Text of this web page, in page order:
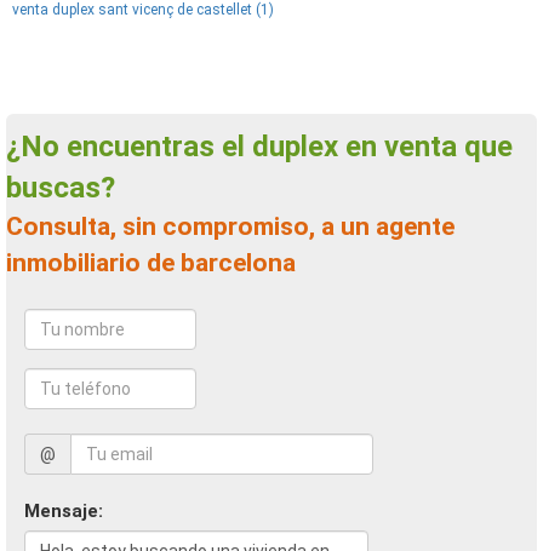
venta duplex sant vicenç de castellet (1)
¿No encuentras el duplex en venta que
buscas?
Consulta, sin compromiso, a un agente
inmobiliario de barcelona
@
Mensaje: